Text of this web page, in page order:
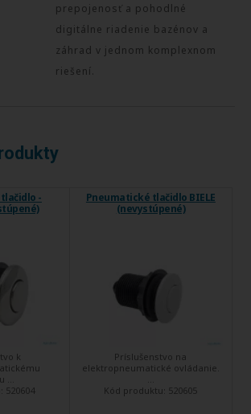
prepojenosť a pohodlné
digitálne riadenie bazénov a
záhrad v jednom komplexnom
riešení.
-
k
520604
Pneumatické tlačidlo BIELE
(nevystúpené)
Príslušenstvo na
elektropneumatické ovládanie.
Kód produktu: 520605